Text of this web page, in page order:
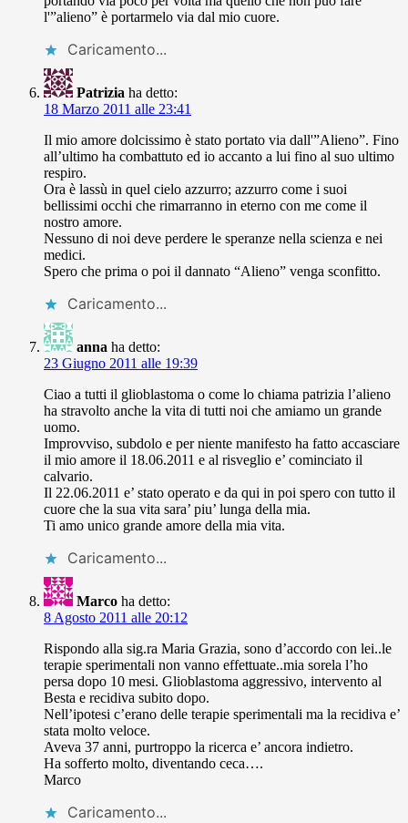
l'”alieno” è portarmelo via dal mio cuore.
Caricamento...
Patrizia ha detto:
18 Marzo 2011 alle 23:41
Il mio amore dolcissimo è stato portato via dall'”Alieno”. Fino
all’ultimo ha combattuto ed io accanto a lui fino al suo ultimo
respiro.
Ora è lassù in quel cielo azzurro; azzurro come i suoi
bellissimi occhi che rimarranno in eterno con me come il
nostro amore.
Nessuno di noi deve perdere le speranze nella scienza e nei
medici.
Spero che prima o poi il dannato “Alieno” venga sconfitto.
Caricamento...
anna ha detto:
23 Giugno 2011 alle 19:39
Ciao a tutti il glioblastoma o come lo chiama patrizia l’alieno
ha stravolto anche la vita di tutti noi che amiamo un grande
uomo.
Improvviso, subdolo e per niente manifesto ha fatto accasciare
il mio amore il 18.06.2011 e al risveglio e’ cominciato il
calvario.
Il 22.06.2011 e’ stato operato e da qui in poi spero con tutto il
cuore che la sua vita sara’ piu’ lunga della mia.
Ti amo unico grande amore della mia vita.
Caricamento...
Marco ha detto:
8 Agosto 2011 alle 20:12
Rispondo alla sig.ra Maria Grazia, sono d’accordo con lei..le
terapie sperimentali non vanno effettuate..mia sorela l’ho
persa dopo 10 mesi. Glioblastoma aggressivo, intervento al
Besta e recidiva subito dopo.
Nell’ipotesi c’erano delle terapie sperimentali ma la recidiva e’
stata molto veloce.
Aveva 37 anni, purtroppo la ricerca e’ ancora indietro.
Ha sofferto molto, diventando ceca….
Marco
Caricamento...